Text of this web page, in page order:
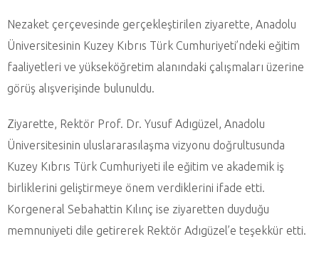
Nezaket çerçevesinde gerçekleştirilen ziyarette, Anadolu
Üniversitesinin Kuzey Kıbrıs Türk Cumhuriyeti’ndeki eğitim
faaliyetleri ve yükseköğretim alanındaki çalışmaları üzerine
görüş alışverişinde bulunuldu.
Ziyarette, Rektör Prof. Dr. Yusuf Adıgüzel, Anadolu
Üniversitesinin uluslararasılaşma vizyonu doğrultusunda
Kuzey Kıbrıs Türk Cumhuriyeti ile eğitim ve akademik iş
birliklerini geliştirmeye önem verdiklerini ifade etti.
Korgeneral Sebahattin Kılınç ise ziyaretten duyduğu
memnuniyeti dile getirerek Rektör Adıgüzel’e teşekkür etti.